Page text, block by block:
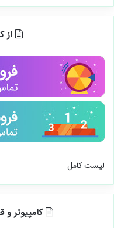
از
لیست کامل
کامپیوتر